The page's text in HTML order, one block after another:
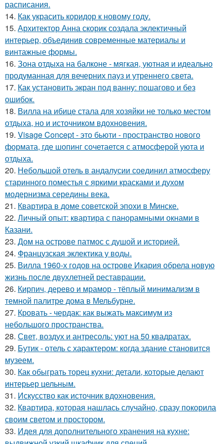
расписания.
14. Как украсить коридор к новому году.
15. Архитектор Анна скорик создала эклектичный
интерьер, объединив современные материалы и
винтажные формы.
16. Зона отдыха на балконе - мягкая, уютная и идеально
продуманная для вечерних пауз и утреннего света.
17. Как установить экран под ванну: пошагово и без
ошибок.
18. Вилла на ибице стала для хозяйки не только местом
отдыха, но и источником вдохновения.
19. Visage Concept - это бьюти - пространство нового
формата, где шопинг сочетается с атмосферой уюта и
отдыха.
20. Небольшой отель в андалусии соединил атмосферу
старинного поместья с яркими красками и духом
модернизма середины века.
21. Квартира в доме советской эпохи в Минске.
22. Личный опыт: квартира с панорамными окнами в
Казани.
23. Дом на острове патмос с душой и историей.
24. Французская эклектика у воды.
25. Вилла 1960-х годов на острове Икария обрела новую
жизнь после двухлетней реставрации.
26. Кирпич, дерево и мрамор - тёплый минимализм в
темной палитре дома в Мельбурне.
27. Кровать - чердак: как выжать максимум из
небольшого пространства.
28. Свет, воздух и антресоль: уют на 50 квадратах.
29. Бутик - отель с характером: когда здание становится
музеем.
30. Как обыграть торец кухни: детали, которые делают
интерьер цельным.
31. Искусство как источник вдохновения.
32. Квартира, которая нашлась случайно, сразу покорила
своим светом и простором.
33. Идея для дополнительного хранения на кухне: